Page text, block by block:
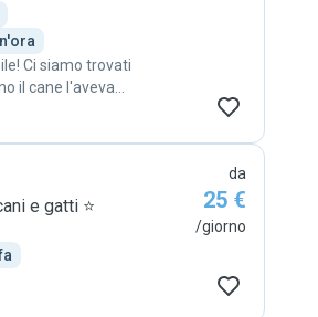
Ci siamo trovati
il cane l'aveva
tornare! 🥰. Un grazie di
e gatti ⭐
da
25 €
/giorno